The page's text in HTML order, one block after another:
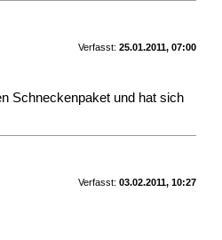
Verfasst: 25.01.2011, 07:00
Schneckenpaket und hat sich
Verfasst: 03.02.2011, 10:27